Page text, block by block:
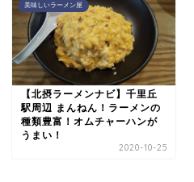
美味しいラーメン屋
【北摂ラーメンナビ】千里丘
駅周辺 まんねん！ラーメンの
種類豊富！オムチャーハンが
うまい！
2020-10-25